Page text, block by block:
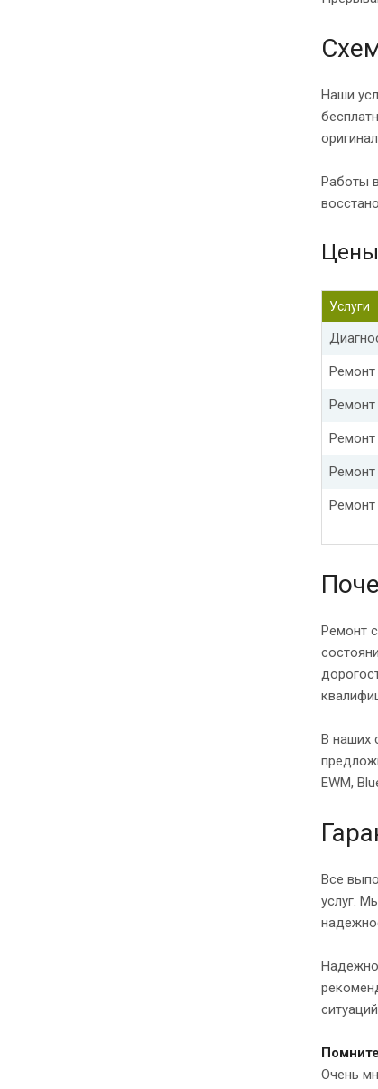
Наши
Работы
Услуги
Ремонт
Ремонт
Ремонт
Ремонт
Ремонт
В наших
EWM,
Все
услуг.
Помните
Очень